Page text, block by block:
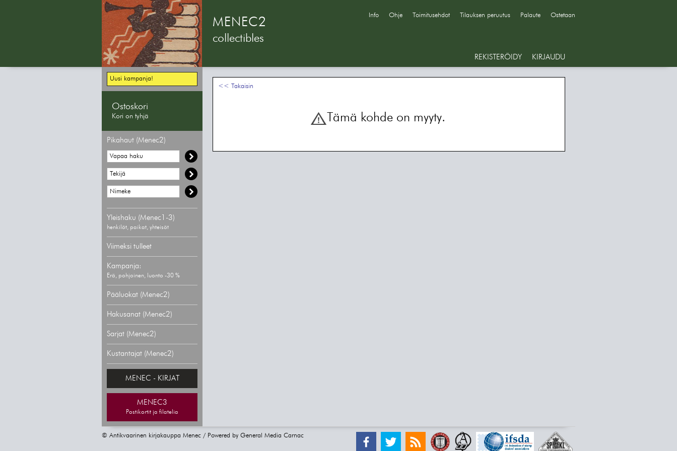
MENEC2
collectibles
Info Ohje Toimitusehdot Tilauksen peruutus Palaute Ostetaan
REKISTERÖIDY KIRJAUDU
Uusi kampanja!
Ostoskori
Kori on tyhjä
Pikahaut (Menec2)
Yleishaku (Menec1-3)
henkilöt, paikat, yhteisöt
Viimeksi tulleet
Kampanja:
Erä, pohjoinen, luonto -30 %
Pääluokat (Menec2)
Hakusanat (Menec2)
Sarjat (Menec2)
Kustantajat (Menec2)
MENEC - KIRJAT
MENEC3
Postikortit ja filatelia
<< Takaisin
Tämä kohde on myyty.
© Antikvaarinen kirjakauppa Menec / Powered by General Media Carnac